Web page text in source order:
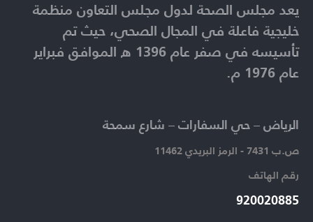
الرياض – حي السفارات – شارع سمحة​
ص.ب 7431 - الرمز البريدي 11462
رقم الهاتف​
920020885​
يعد مجلس الصحة لدول مجلس التعاون منظمة
خليجية فاعلة في المجال الصحي، حيث تم
تأسيسه في صفر عام 1396 ه الموافق فبراير
عام 1976 م.